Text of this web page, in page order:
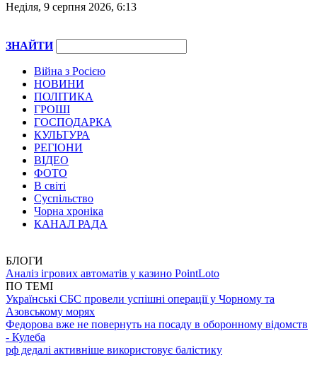
Неділя, 9 серпня 2026, 6:13
ЗНАЙТИ
Війна з Росією
НОВИНИ
ПОЛІТИКА
ГРОШІ
ГОСПОДАРКА
КУЛЬТУРА
РЕГІОНИ
ВІДЕО
ФОТО
В світі
Суспільство
Чорна хроніка
КАНАЛ РАДА
БЛОГИ
Аналіз ігрових автоматів у казино PointLoto
ПО ТЕМІ
Українські СБС провели успішні операції у Чорному та
Азовському морях
Федорова вже не повернуть на посаду в оборонному відомств
- Кулеба
рф дедалі активніше використовує балістику